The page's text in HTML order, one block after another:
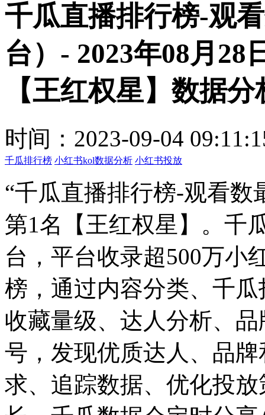
千瓜直播排行榜-观
台）- 2023年08月28
【王红权星】数据分
时间：2023-09-04
千瓜排行榜 小红书kol数据分析 小红书投放
“千瓜直播排行榜-观看数
第1名【王红权星】。千
台，平台收录超500万小
榜，通过内容分类、千
收藏量级、达人分析、
号，发现优质达人、品
求、追踪数据、优化投